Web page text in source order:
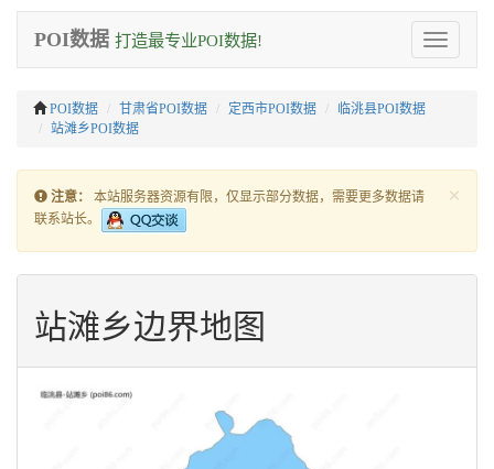
Toggle
navigation
POI数据 打造最专业POI数据!
POI数据 甘肃省POI数据 定西市POI数据
临洮县POI数据
站滩乡POI数据
×
注意：
本站服务器资源有限，仅显示部分数据，需要更多数据请
联系站长。
站滩乡边界地图